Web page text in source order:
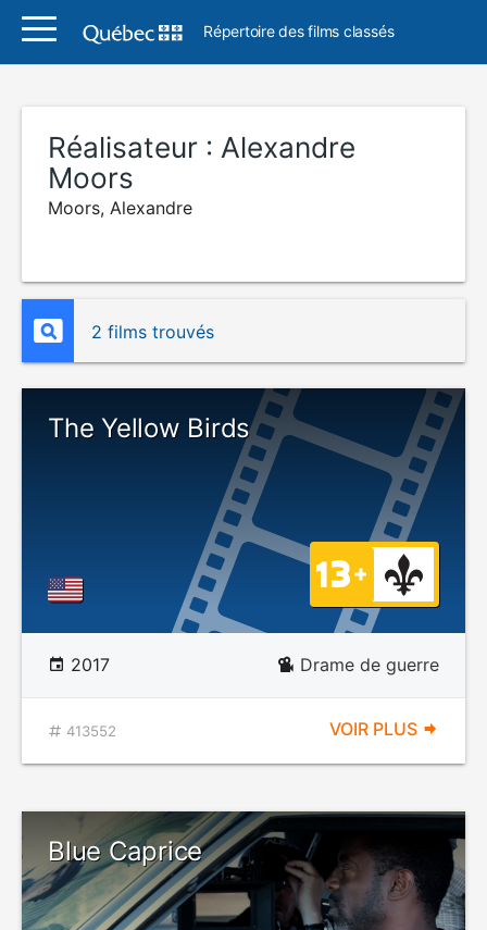
Répertoire des films classés
Réalisateur : Alexandre
Moors
Moors, Alexandre
2 films trouvés
The Yellow Birds
2017 Drame de guerre
413552 VOIR PLUS
Blue Caprice